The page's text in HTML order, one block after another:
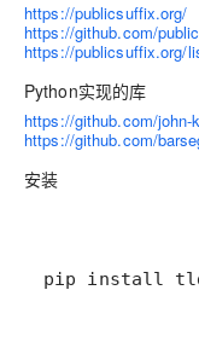
https://publicsuffix.org/
https://github.com/
https://publicsuffix.org/
Python实现的库
https://github.com/
https://github.com/
安装
pip install